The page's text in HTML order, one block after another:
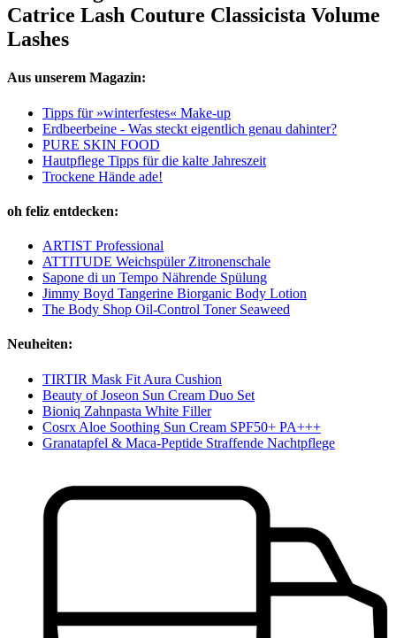
Catrice Lash Couture Classicista Volume
Lashes
Aus unserem Magazin:
Tipps für »winterfestes« Make-up
Erdbeerbeine - Was steckt eigentlich genau dahinter?
PURE SKIN FOOD
Hautpflege Tipps für die kalte Jahreszeit
Trockene Hände ade!
oh feliz entdecken:
ARTIST Professional
ATTITUDE Weichspüler Zitronenschale
Sapone di un Tempo Nährende Spülung
Jimmy Boyd Tangerine Biorganic Body Lotion
The Body Shop Oil-Control Toner Seaweed
Neuheiten:
TIRTIR Mask Fit Aura Cushion
Beauty of Joseon Sun Cream Duo Set
Bioniq Zahnpasta White Filler
Cosrx Aloe Soothing Sun Cream SPF50+ PA+++
Granatapfel & Maca-Peptide Straffende Nachtpflege